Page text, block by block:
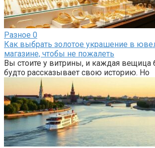
Разное 0
Как выбрать золотое украшение в
магазине, чтобы не пожалеть
Вы стоите у витрины, и каждая вещица
будто рассказывает свою историю. Но